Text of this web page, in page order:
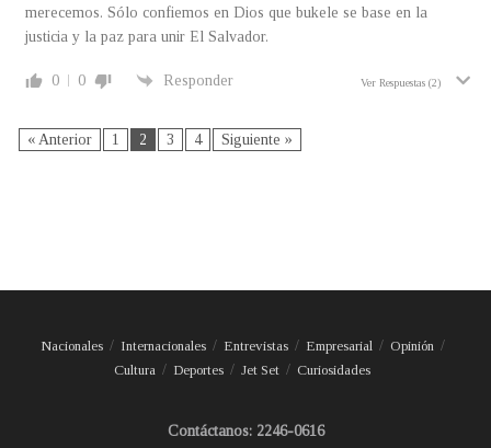
merecemos. Sólo confiemos en Dios que bukele se base en la
justicia y la paz para unir El Salvador.
0 0 Responder Ver Respuestas (2)
« Anterior 1 2 3 4 Siguiente »
Nacionales Internacionales Entrevistas Empresarial
Opinión
Cultura
Deportes Jet Set Curiosidades
Contáctanos: 2246-0616